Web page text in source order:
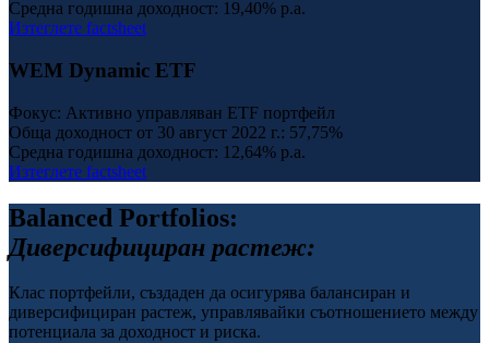
Средна годишна доходност: 19,40% p.a.
Изтеглете factsheet
WEM Dynamic ETF
Фокус: Активно управляван ETF портфейл
Обща доходност от 30 август 2022 г.: 57,75%
Средна годишна доходност: 12,64% p.a.
Изтеглете factsheet
Balanced Portfolios:
Диверсифициран растеж:
Клас портфейли, създаден да осигурява балансиран и
диверсифициран растеж, управлявайки съотношението между
потенциала за доходност и риска.